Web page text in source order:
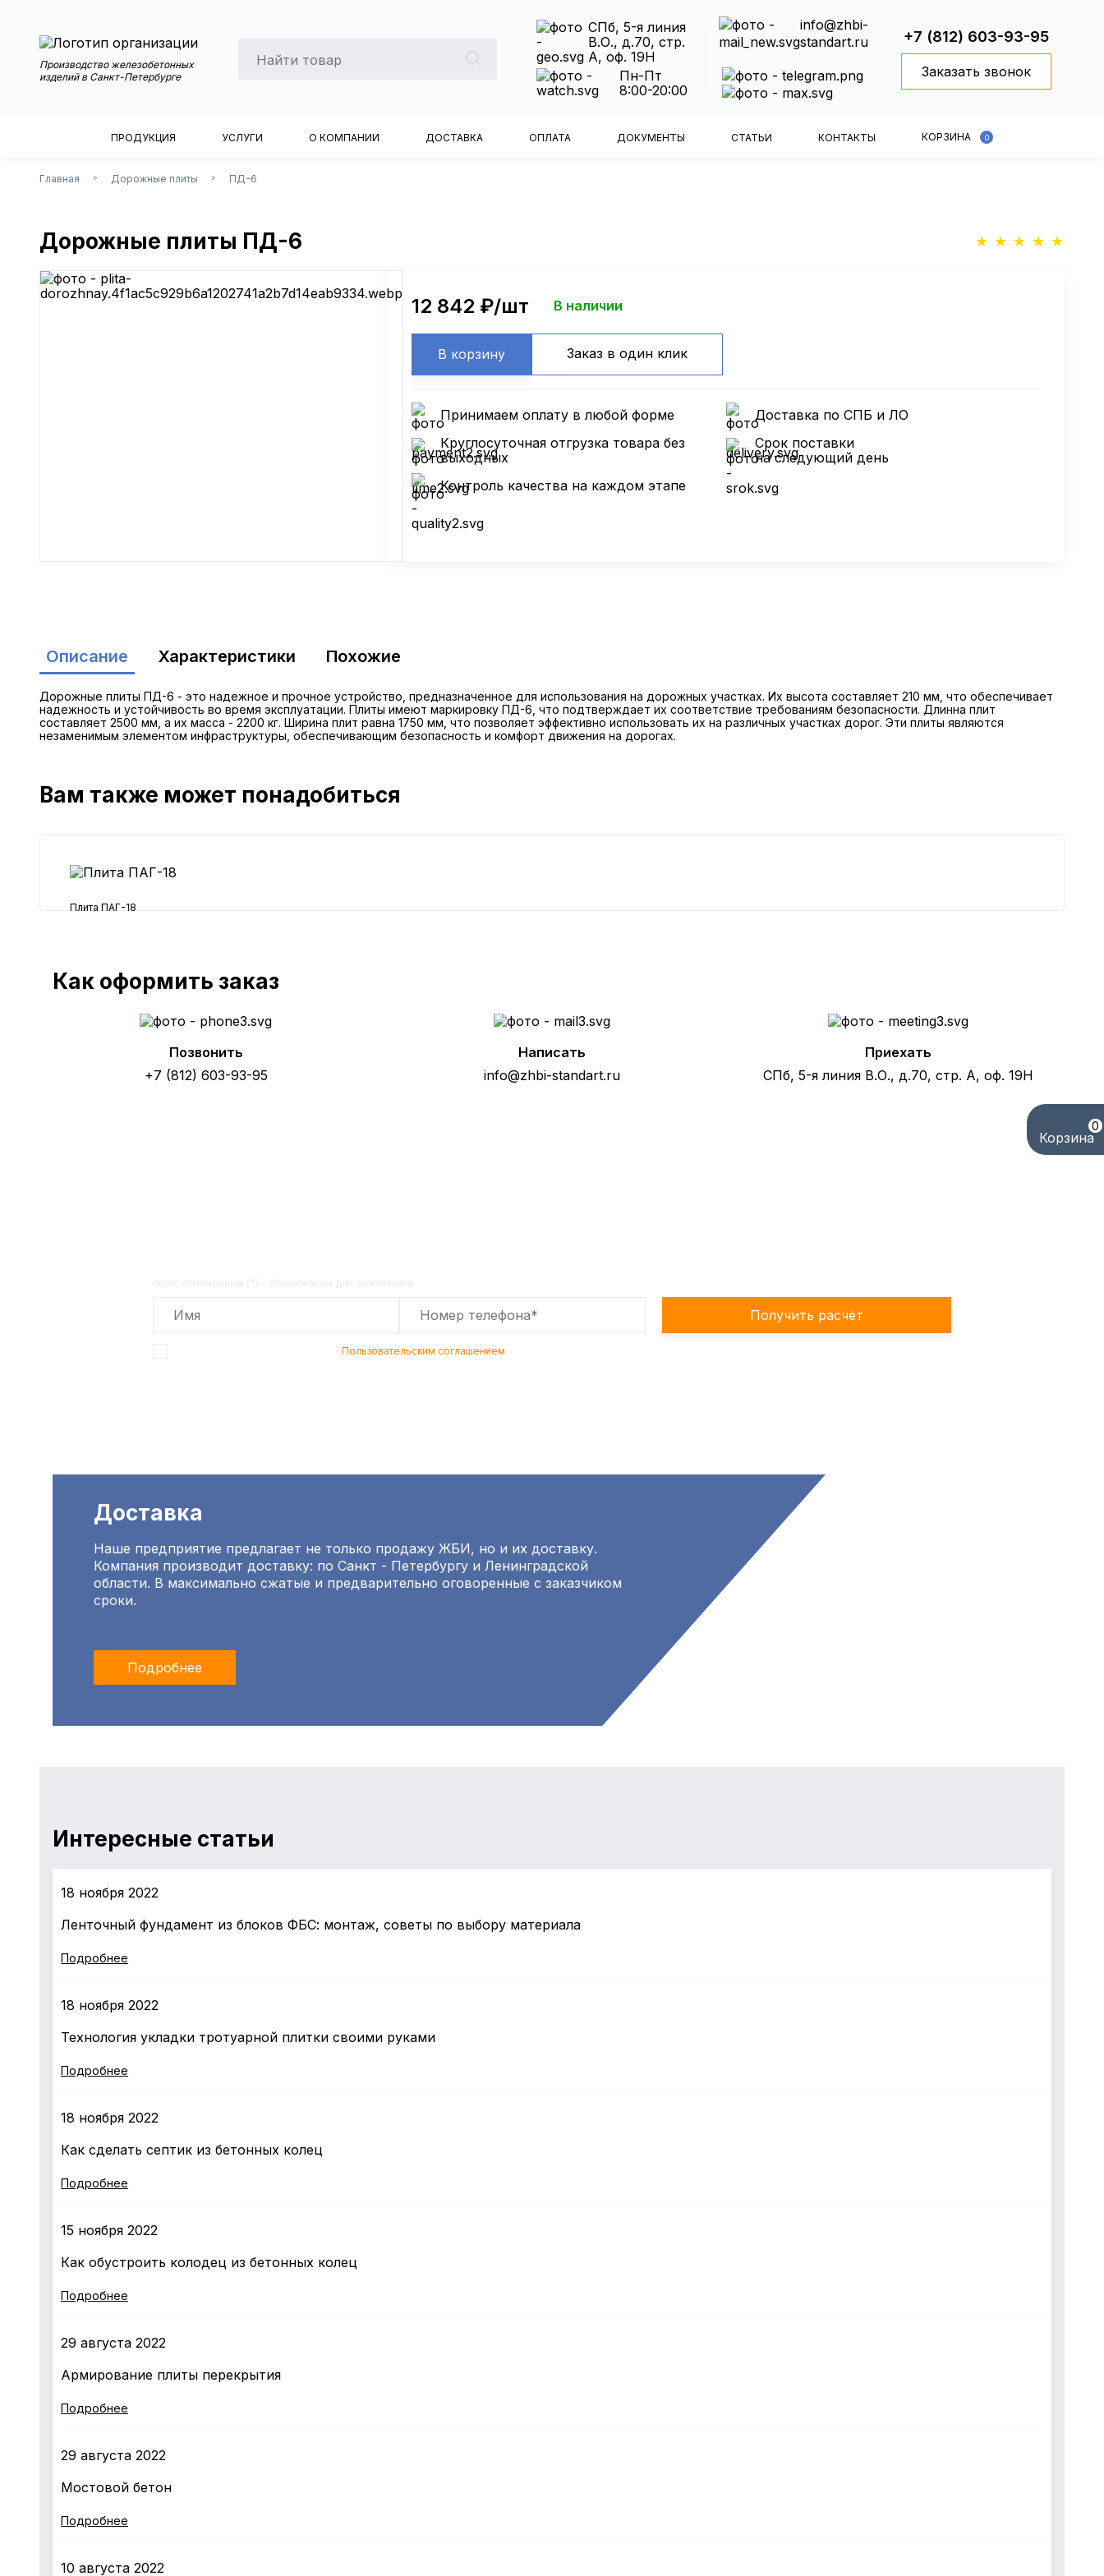
Производство железобетонных
изделий в Санкт-Петербурге
СПб, 5-я линия
В.О., д.70, стр.
А, оф. 19Н
Пн-Пт
8:00-20:00
info@zhbi-
standart.ru
+7 (812) 603-93-95
Заказать звонок
ПРОДУКЦИЯ УСЛУГИ О КОМПАНИИ ДОСТАВКА ОПЛАТА ДОКУМЕНТЫ СТАТЬИ КОНТАКТЫ КОРЗИНА 0
Главная > Дорожные плиты > ПД-6
Дорожные плиты ПД-6
12 842 ₽/шт В наличии
В корзину Заказ в один клик
Принимаем оплату в любой форме
Доставка по СПБ и ЛО
Круглосуточная отгрузка товара без
выходных
Срок поставки
на следующий день
Контроль качества на каждом этапе
Описание Характеристики Похожие
Дорожные плиты ПД-6 - это надежное и прочное устройство, предназначенное для использования на дорожных участках. Их высота составляет 210 мм, что обеспечивает
надежность и устойчивость во время эксплуатации. Плиты имеют маркировку ПД-6, что подтверждает их соответствие требованиям безопасности. Длинна плит
составляет 2500 мм, а их масса - 2200 кг. Ширина плит равна 1750 мм, что позволяет эффективно использовать их на различных участках дорог. Эти плиты являются
незаменимым элементом инфраструктуры, обеспечивающим безопасность и комфорт движения на дорогах.
Вам также может понадобиться
Плита ПАГ-18
Как оформить заказ
Позвонить
+7 (812) 603-93-95
Написать
info@zhbi-standart.ru
Приехать
СПб, 5-я линия В.О., д.70, стр. А, оф. 19Н
Пользовательским соглашением
Получить расчёт
Доставка
Наше предприятие предлагает не только продажу ЖБИ, но и их доставку.
Компания производит доставку: по Санкт - Петербургу и Ленинградской
области. В максимально сжатые и предварительно оговоренные с заказчиком
сроки.
Подробнее
Интересные статьи
18 ноября 2022
Ленточный фундамент из блоков ФБС: монтаж, советы по выбору материала
Подробнее
18 ноября 2022
Технология укладки тротуарной плитки своими руками
Подробнее
18 ноября 2022
Как сделать септик из бетонных колец
Подробнее
15 ноября 2022
Как обустроить колодец из бетонных колец
Подробнее
29 августа 2022
Армирование плиты перекрытия
Подробнее
29 августа 2022
Мостовой бетон
Подробнее
10 августа 2022
Корзина
0